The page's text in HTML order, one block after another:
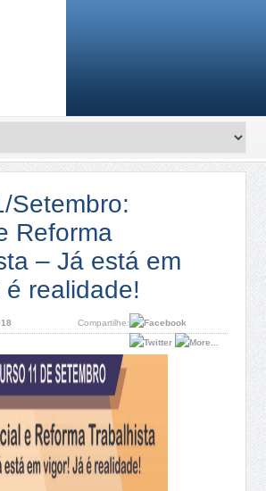
Setembro:
Reforma
– Já está em
realidade!
Compartilhe: